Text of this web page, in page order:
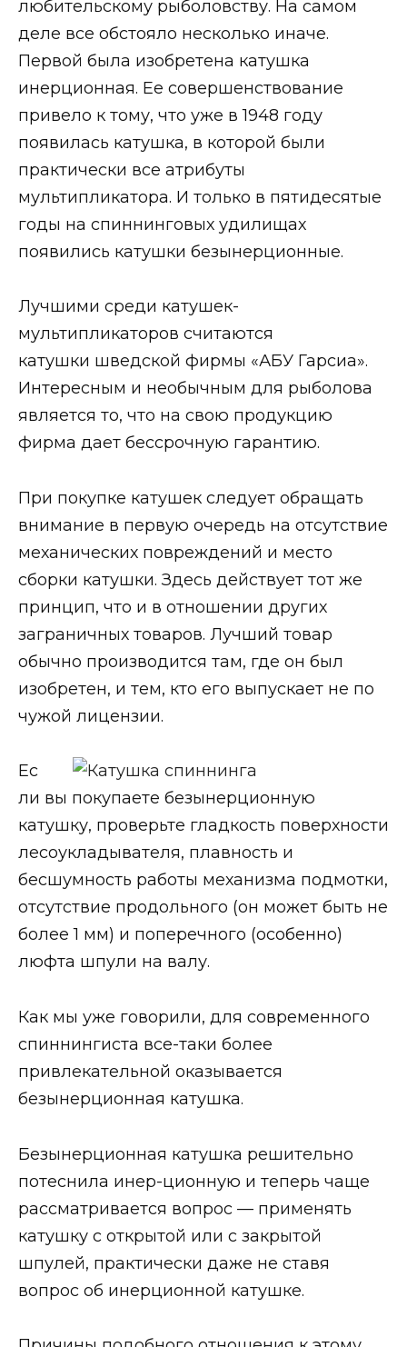
любительскому рыболовству. На самом
деле все обстояло несколько иначе.
Первой была изобретена катушка
инерционная. Ее совершенствование
привело к тому, что уже в 1948 году
появилась катушка, в которой были
практически все атрибуты
мультипликатора. И только в пятидесятые
годы на спиннинговых удилищах
появились катушки безынерционные.
Лучшими среди катушек-
мультипликаторов считаются
катушки шведской фирмы «АБУ Гарсиа».
Интересным и необычным для рыболова
является то, что на свою продукцию
фирма дает бессрочную гарантию.
При покупке катушек следует обращать
внимание в первую очередь на отсутствие
механических повреждений и место
сборки катушки. Здесь действует тот же
принцип, что и в отношении других
заграничных товаров. Лучший товар
обычно производится там, где он был
изобретен, и тем, кто его выпускает не по
чужой лицензии.
Ес
ли вы покупаете безынерционную
катушку, проверьте гладкость поверхности
лесоукладывателя, плавность и
бесшумность работы механизма подмотки,
отсутствие продольного (он может быть не
более 1 мм) и поперечного (особенно)
люфта шпули на валу.
Как мы уже говорили, для современного
спиннингиста все-таки более
привлекательной оказывается
безынерционная катушка.
Безынерционная катушка решительно
потеснила инер-ционную и теперь чаще
рассматривается вопрос — применять
катушку с открытой или с закрытой
шпулей, практически даже не ставя
вопрос об инерционной катушке.